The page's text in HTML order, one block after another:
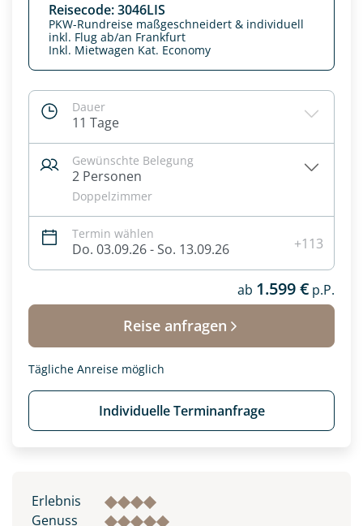
Reisecode: 3046LIS
PKW-Rundreise maßgeschneidert & individuell
inkl. Flug ab/an Frankfurt
Inkl. Mietwagen Kat. Economy
Dauer
11 Tage
Gewünschte Belegung
2 Personen
Doppelzimmer
Termin wählen
Do. 03.09.26 - So. 13.09.26 +113
ab 1.599 € p.P.
Reise anfragen
Tägliche Anreise möglich
Individuelle Terminanfrage
Erlebnis
Genuss
Datenschutz & Transparenz ist uns sehr wichtig!
Die Anfrage wird via SSL verschlüsselt an unseren Server
geschickt. Mit Absenden des Formulars, erklären Sie, dass
Sie dieDatenschutzerklärungundWiderrufhinweisezur
Kenntnis genommen und akzeptiert haben.